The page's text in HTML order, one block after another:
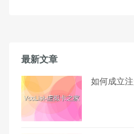
最新文章
如何成立